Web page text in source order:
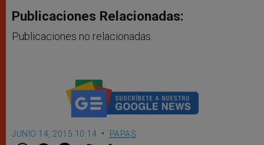
Publicaciones Relacionadas:
Publicaciones no relacionadas.
JUNIO 14, 2015 10:14 PAPAS